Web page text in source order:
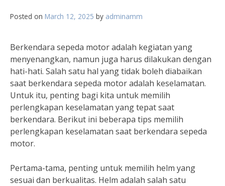
Posted on March 12, 2025 by adminamm
Berkendara sepeda motor adalah kegiatan yang
menyenangkan, namun juga harus dilakukan dengan
hati-hati. Salah satu hal yang tidak boleh diabaikan
saat berkendara sepeda motor adalah keselamatan.
Untuk itu, penting bagi kita untuk memilih
perlengkapan keselamatan yang tepat saat
berkendara. Berikut ini beberapa tips memilih
perlengkapan keselamatan saat berkendara sepeda
motor.
Pertama-tama, penting untuk memilih helm yang
sesuai dan berkualitas. Helm adalah salah satu